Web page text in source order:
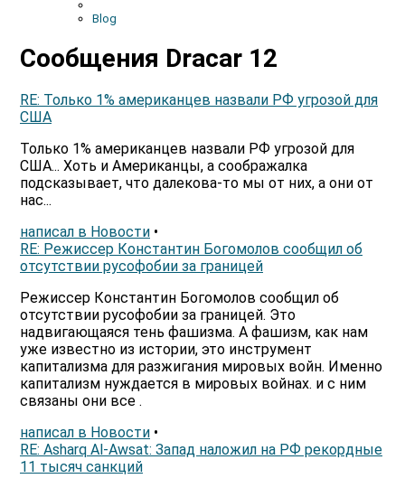
Blog
Сообщения Dracar 12
RE: Только 1% американцев назвали РФ угрозой для
США
Только 1% американцев назвали РФ угрозой для
США... Хоть и Американцы, а соображалка
подсказывает, что далекова-то мы от них, а они от
нас...
написал в Новости •
RE: Режиссер Константин Богомолов сообщил об
отсутствии русофобии за границей
Режиссер Константин Богомолов сообщил об
отсутствии русофобии за границей. Это
надвигающаяся тень фашизма. А фашизм, как нам
уже известно из истории, это инструмент
капитализма для разжигания мировых войн. Именно
капитализм нуждается в мировых войнах. и с ним
связаны они все .
написал в Новости •
RE: Asharq Al-Awsat: Запад наложил на РФ рекордные
11 тысяч санкций